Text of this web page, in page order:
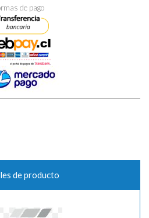
de pago
de producto